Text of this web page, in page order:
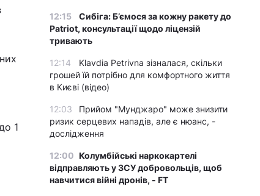
1
12:15
Сибіга: Б’ємося за кожну ракету до
Patriot, консультації щодо ліцензій
тривають
12:14
Klavdia Petrivna зізналася, скільки
грошей їй потрібно для комфортного життя
в Києві (відео)
12:03
Прийом "Мунджаро" може знизити
ризик серцевих нападів, але є нюанс, -
дослідження
12:00 Колумбійські наркокартелі
відправляють у ЗСУ добровольців, щоб
навчитися війні дронів, - FT